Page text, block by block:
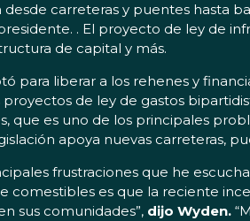
carreteras y puentes hasta
. El proyecto de ley de
de capital y más.
para liberar a los rehenes y
proyectos de ley de gastos
que es uno de los principales
apoya nuevas carreteras,
frustraciones que he
comestibles es que la reciente
sus comunidades”, dijo Wyden.